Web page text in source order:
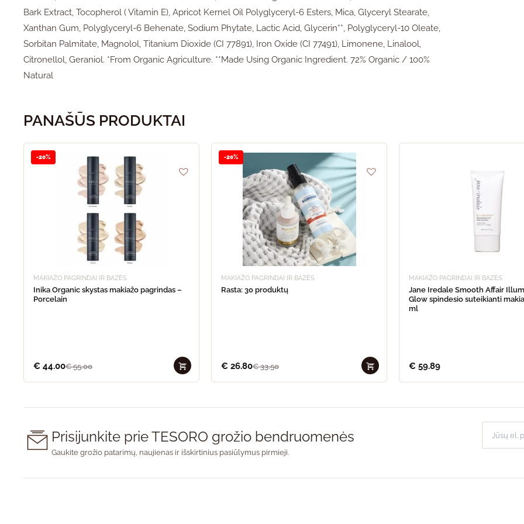
Bark Extract, Tocopherol ( Vitamin E), Apricot Kernel Oil Polyglyceryl-6 Esters, Mica, Glyceryl Stearate,
Xanthan Gum, Polyglyceryl-6 Behenate, Sodium Phytate, Lactic Acid, Glycerin**, Polyglyceryl-10 Oleate,
Sorbitan Palmitate, Magnolol, Titanium Dioxide (CI 77891), Iron Oxide (CI 77491), Limonene, Linalool,
Citronellol, Geraniol. *From Organic Agriculture. **Made Using Organic Ingredient. 72% Organic / 100%
Natural
PANAŠŪS PRODUKTAI
-20%
MAKIAŽO PAGRINDAI IR BAZĖS
Inika Organic skystas makiažo pagrindas –
Porcelain
€ 44.00€55.00
-20%
MAKIAŽO PAGRINDAI IR BAZĖS
Rasta: 30 produktų
€ 26.80€33.50
MAKIAŽO PAGRINDAI IR BAZĖS
Jane Iredale Smooth Affair
Glow spindesio suteikianti
ml
€ 59.89
Prisijunkite prie TESORO grožio bendruomenės
Gaukite grožio patarimų, naujienas ir išskirtinius pasiūlymus pirmieji.